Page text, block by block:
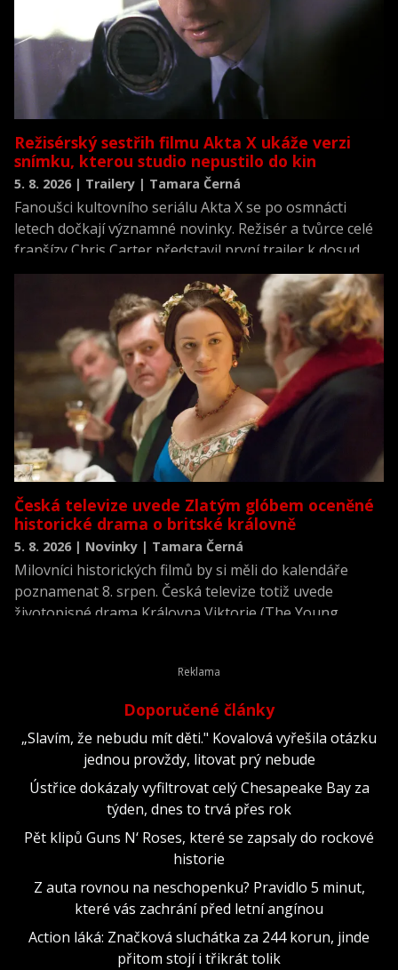
Režisérský sestřih filmu Akta X ukáže verzi
snímku, kterou studio nepustilo do kin
5. 8. 2026 | Trailery | Tamara Černá
Fanoušci kultovního seriálu Akta X se po osmnácti
letech dočkají významné novinky. Režisér a tvůrce celé
franšízy Chris Carter představil první trailer k dosud
neviděné režisérské verzi filmu Akta X: Chci uvěřit.
Česká televize uvede Zlatým glóbem oceněné
historické drama o britské královně
5. 8. 2026 | Novinky | Tamara Černá
Milovníci historických filmů by si měli do kalendáře
poznamenat 8. srpen. Česká televize totiž uvede
životopisné drama Královna Viktorie (The Young
Doporučené články
„Slavím, že nebudu mít děti." Kovalová vyřešila otázku
jednou provždy, litovat prý nebude
Ústřice dokázaly vyfiltrovat celý Chesapeake Bay za
týden, dnes to trvá přes rok
Pět klipů Guns N‘ Roses, které se zapsaly do rockové
historie
Z auta rovnou na neschopenku? Pravidlo 5 minut,
které vás zachrání před letní angínou
Action láká: Značková sluchátka za 244 korun, jinde
přitom stojí i třikrát tolik